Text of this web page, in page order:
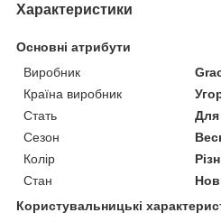
Характеристики
Основні атрибути
Виробник
Країна виробник
Стать
Для
Сезон
Колір
Стан
Користувальницькі